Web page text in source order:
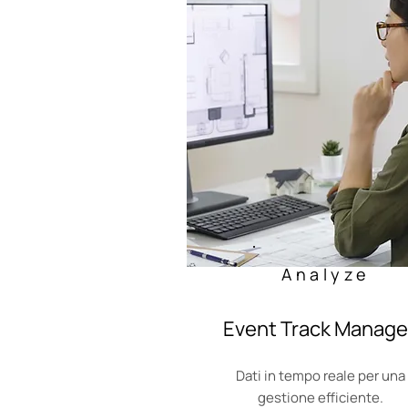
Analyze
Event Track
Dati in tempo reale per una
gestione efficiente.